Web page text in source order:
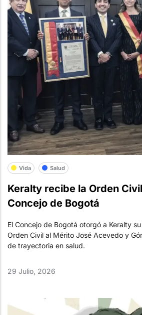
Vida Salud
Keralty recibe la Orden
Concejo de Bogotá
El Concejo de Bogotá otorgó a Keralty
Orden Civil al Mérito José Acevedo y
de trayectoria en salud.
29 Julio, 2026